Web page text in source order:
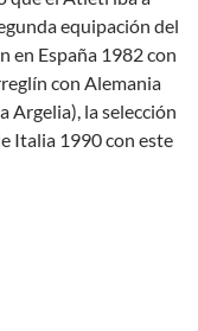
equipación del
en España 1982 con
con Alemania
Argelia), la selección
Italia 1990 con este